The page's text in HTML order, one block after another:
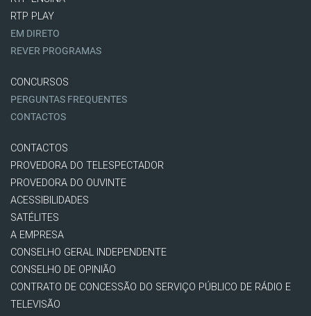
RTP PLAY
EM DIRETO
REVER PROGRAMAS
CONCURSOS
PERGUNTAS FREQUENTES
CONTACTOS
CONTACTOS
PROVEDORA DO TELESPECTADOR
PROVEDORA DO OUVINTE
ACESSIBILIDADES
SATÉLITES
A EMPRESA
CONSELHO GERAL INDEPENDENTE
CONSELHO DE OPINIÃO
CONTRATO DE CONCESSÃO DO SERVIÇO PÚBLICO DE RÁDIO E
TELEVISÃO